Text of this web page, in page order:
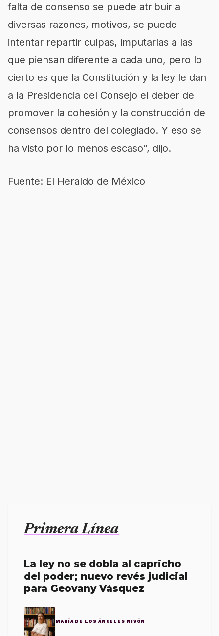
falta de consenso se puede atribuir a
diversas razones, motivos, se puede
intentar repartir culpas, imputarlas a las
que piensan diferente a cada uno, pero lo
cierto es que la Constitución y la ley le dan
a la Presidencia del Consejo el deber de
promover la cohesión y la construcción de
consensos dentro del colegiado. Y eso se
ha visto por lo menos escaso”, dijo.
Fuente: El Heraldo de México
Primera Línea
La ley no se dobla al capricho
del poder; nuevo revés judicial
para Geovany Vásquez
MARÍA DE LOS ÁNGELES NIVÓN